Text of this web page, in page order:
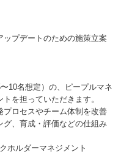
ップデートのための施策立案
10名想定）の、ピープルマネ
を担っていただきます。
プロセスやチーム体制を改善
グ、育成・評価などの仕組み
ホルダーマネジメント